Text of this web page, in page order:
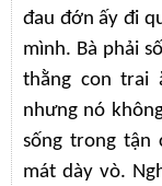
đau đớn ấy đi
mình. Bà phải
thằng con trai
nhưng nó
sống trong tận
mát dày vò.